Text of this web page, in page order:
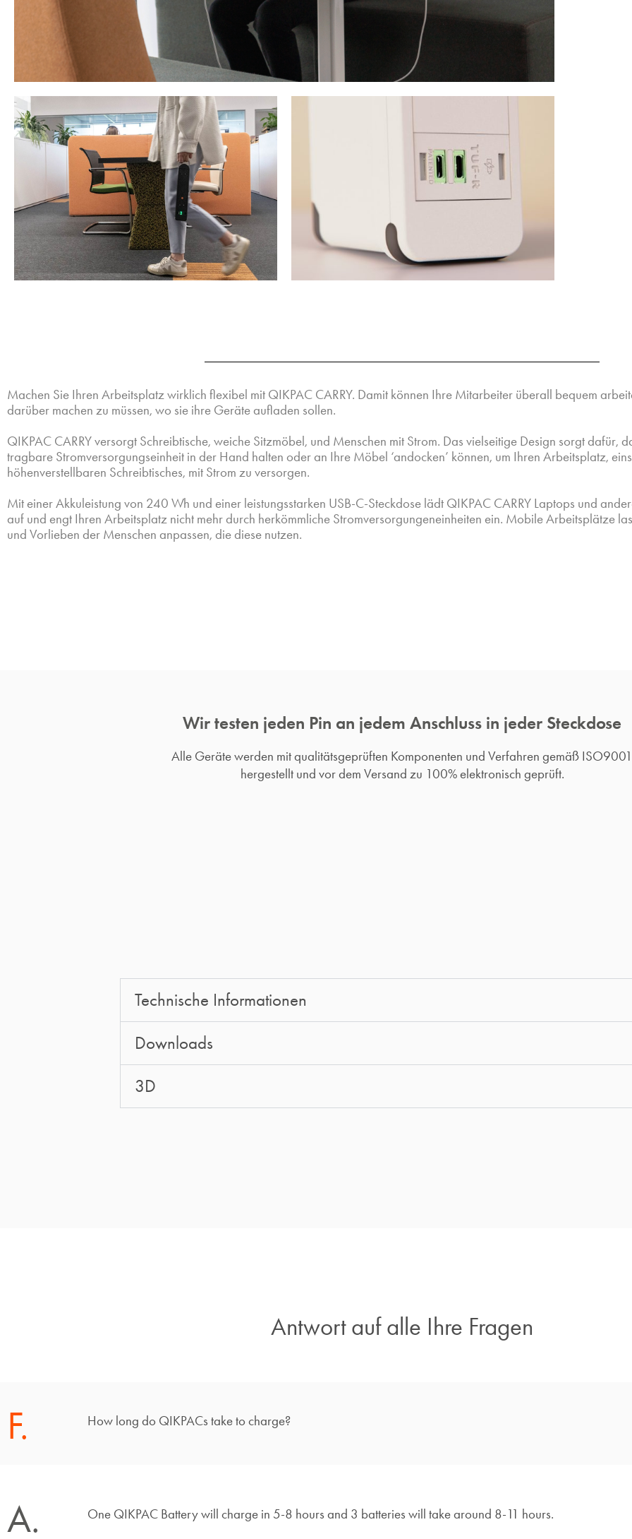
Machen Sie Ihren Arbeitsplatz wirklich flexibel mit QIKPAC CARRY. Damit können Ihre Mitarbeiter überall bequem
darüber machen zu müssen, wo sie ihre Geräte aufladen sollen.
QIKPAC CARRY versorgt Schreibtische, weiche Sitzmöbel, und Menschen mit Strom. Das vielseitige Design sorgt dafür,
tragbare Stromversorgungseinheit in der Hand halten oder an Ihre Möbel ‘andocken’ können, um Ihren Arbeitsplatz,
höhenverstellbaren Schreibtisches, mit Strom zu versorgen.
Mit einer Akkuleistung von 240 Wh und einer leistungsstarken USB-C-Steckdose lädt QIKPAC CARRY Laptops und
auf und engt Ihren Arbeitsplatz nicht mehr durch herkömmliche Stromversorgungeneinheiten ein. Mobile Arbeitsplätze
und Vorlieben der Menschen anpassen, die diese nutzen.
Wir testen jeden Pin an jedem Anschluss in jeder Steckdose
Alle Geräte werden mit qualitätsgeprüften Komponenten und Verfahren gemäß ISO9001
hergestellt und vor dem Versand zu 100% elektronisch geprüft.​
Technische Informationen
Downloads
3D
Antwort auf alle Ihre Fragen​
F. How long do QIKPACs take to charge?
A. One QIKPAC Battery will charge in 5-8 hours and 3 batteries will take around 8-11 hours.